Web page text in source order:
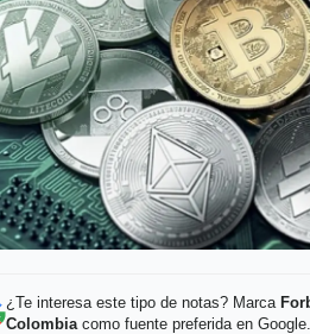
¿Te interesa este tipo de notas? Marca
Colombiacomo fuente preferida en Google.